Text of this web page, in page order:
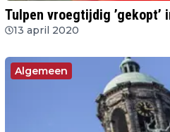
Tulpen vroegtijdig
13 april 2020
Algemeen